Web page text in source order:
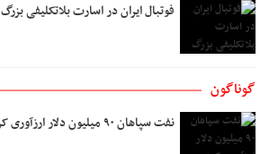
میوه های آرزو رسیدنی است
ایستگاه استجابت دعا
اگر عاشق کسی دیگر شوم
بوی تو
تو در کنج خانه و من رو به راهی دور
فوتبال ایران در اسارت بلاتکلیفی بزرگ
گوناگون
نفت سپاهان ۹۰ میلیون دلار ارزآوری کرد